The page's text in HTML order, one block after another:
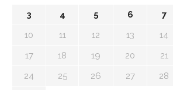
3
4 5 6 7
10
11 12 13 14
17
18 19 20 21
24
25 26 27 28